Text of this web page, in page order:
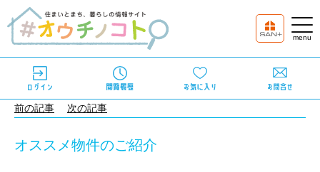
前の記事 次の記事
オススメ物件のご紹介